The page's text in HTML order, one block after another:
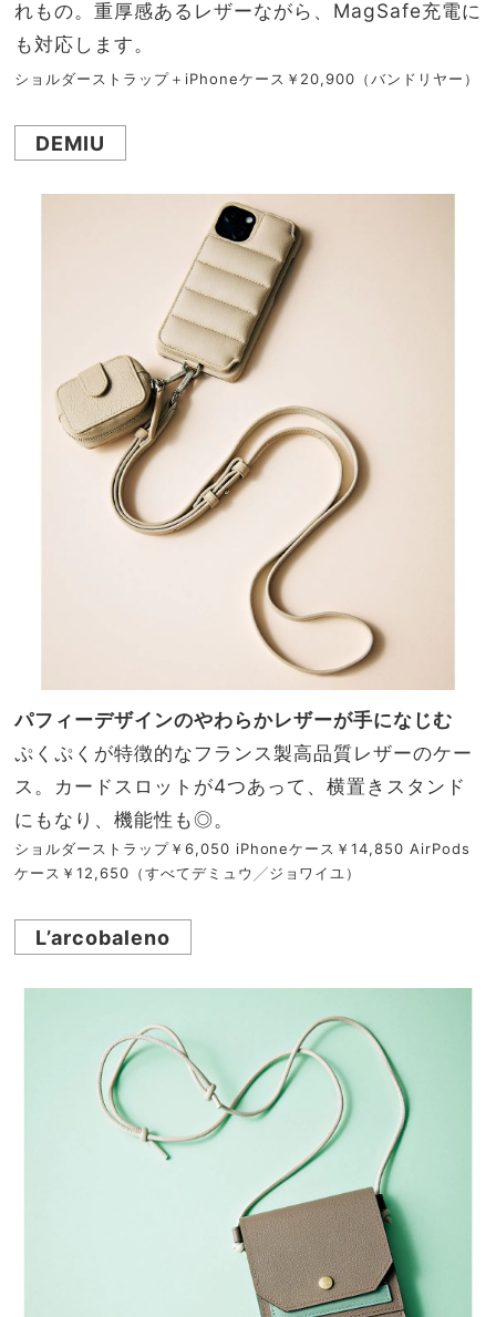
れもの。重厚感あるレザーながら、MagSafe充電に
も対応します。
ショルダーストラップ＋iPhoneケース￥20,900（バンドリヤー）
DEMIU
パフィーデザインのやわらかレザーが手になじむ
ぷくぷくが特徴的なフランス製高品質レザーのケー
ス。カードスロットが4つあって、横置きスタンド
にもなり、機能性も◎。
ショルダーストラップ￥6,050 iPhoneケース￥14,850 AirPods
ケース￥12,650（すべてデミュウ╱ジョワイユ）
L’arcobaleno